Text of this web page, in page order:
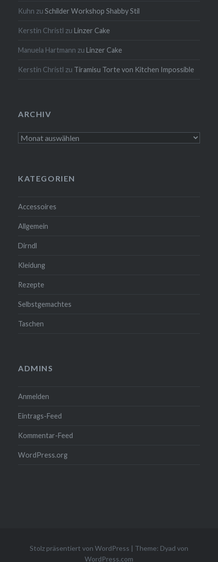
Kuhn zuSchilder Workshop Shabby Stil
Kerstin Christl zuLinzer Cake
Manuela Hartmann zuLinzer Cake
Kerstin Christl zu Tiramisu Torte von Kitchen Impossible
ARCHIV
Archiv
KATEGORIEN
Accessoires
Allgemein
Dirndl
Kleidung
Rezepte
Selbstgemachtes
Taschen
ADMINS
Anmelden
Eintrags-Feed
Kommentar-Feed
WordPress.org
Stolz präsentiert von WordPress | Theme: Dyad von
WordPress.com